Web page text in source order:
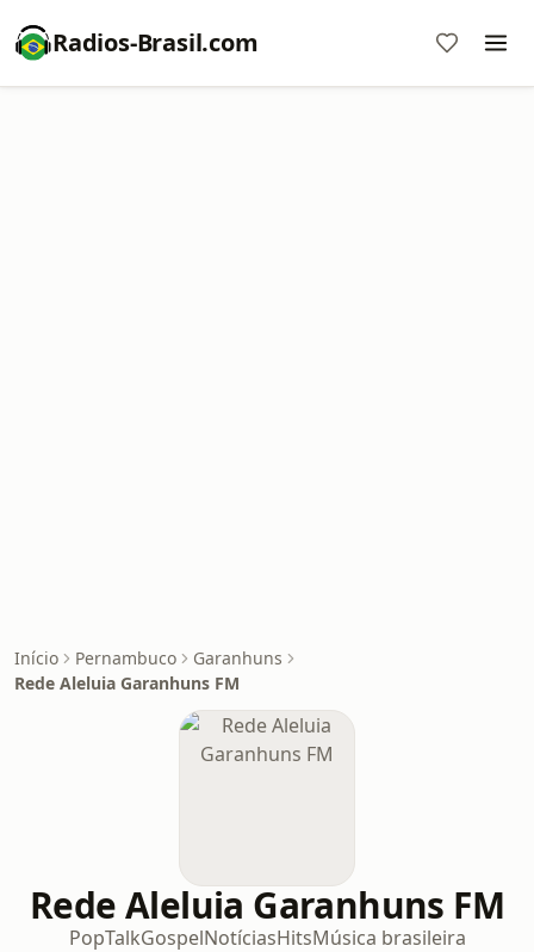
Radios-Brasil.com
Início Pernambuco
Garanhuns
Rede Aleluia Garanhuns FM
Rede Aleluia Garanhuns FM
PopTalkGospelNotíciasHitsMúsica brasileira